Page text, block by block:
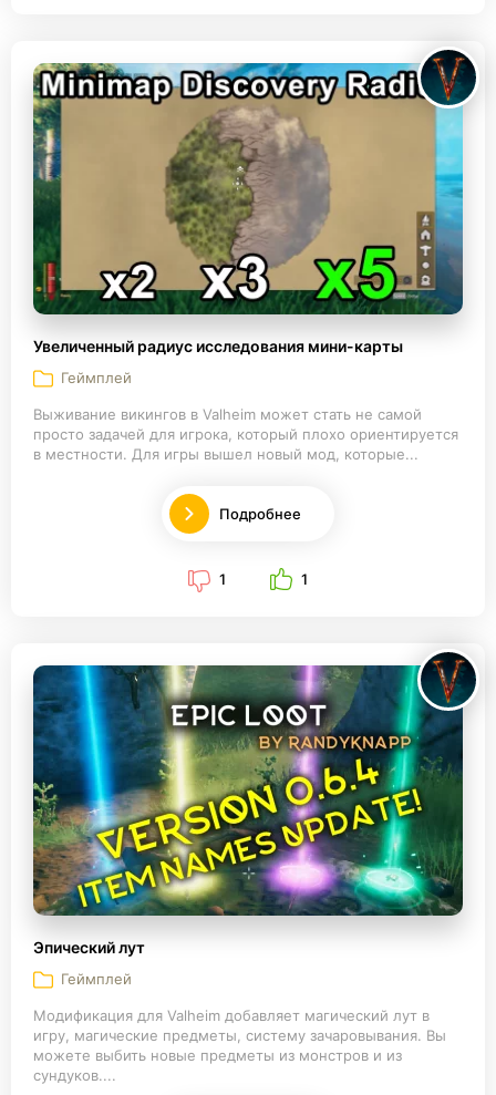
Увеличенный радиус исследования мини-карты
Геймплей
Выживание викингов в Valheim может стать не самой
просто задачей для игрока, который плохо ориентируется
в местности. Для игры вышел новый мод, которые...
Подробнее
1 1
Эпический лут
Геймплей
Модификация для Valheim добавляет магический лут в
игру, магические предметы, систему зачаровывания. Вы
можете выбить новые предметы из монстров и из
сундуков....